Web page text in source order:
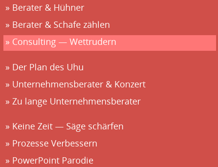
Berater & Hühner
Berater & Schafe zählen
Consulting — Wettrudern
Der Plan des Uhu
Unternehmensberater & Konzert
Zu lange Unternehmensberater
Keine Zeit — Säge schärfen
Prozesse Verbessern
PowerPoint Parodie